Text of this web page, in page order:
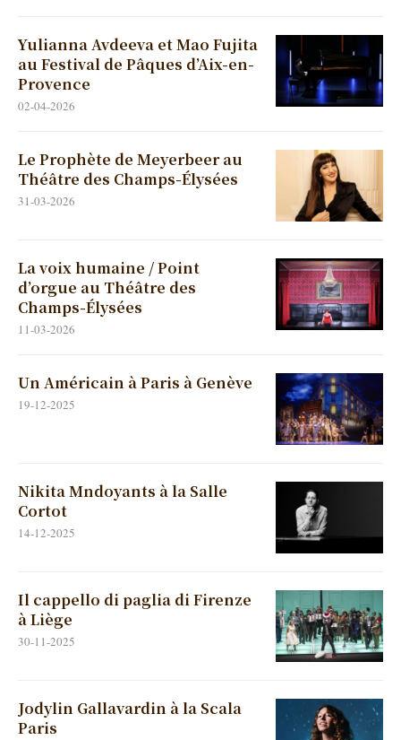
Yulianna Avdeeva et Mao Fujita
au Festival de Pâques d’Aix-en-
Provence
02-04-2026
Le Prophète de Meyerbeer au
Théâtre des Champs-Élysées
31-03-2026
La voix humaine / Point
d’orgue au Théâtre des
Champs-Élysées
11-03-2026
Un Américain à Paris à Genève
19-12-2025
Nikita Mndoyants à la Salle
Cortot
14-12-2025
Il cappello di paglia di Firenze
à Liège
30-11-2025
Jodylin Gallavardin à la Scala
Paris